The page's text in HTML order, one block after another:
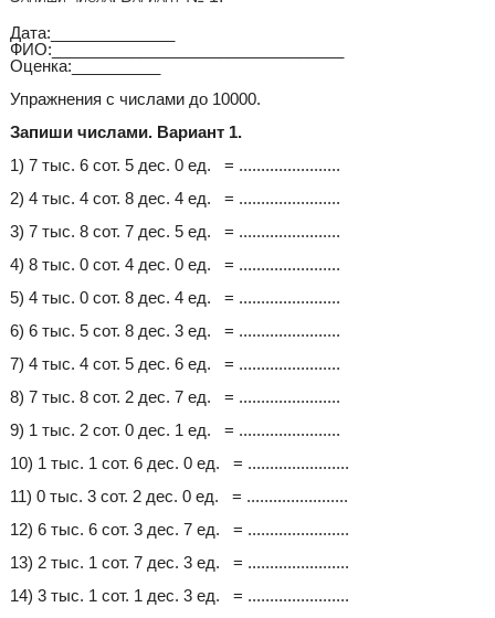
Дата:______________
ФИО:_________________________________
Оценка:__________
Упражнения с числами до 10000.
Запиши числами. Вариант 1.
1) 7 тыс. 6 сот. 5 дес. 0 ед. = .......................
2) 4 тыс. 4 сот. 8 дес. 4 ед. = .......................
3) 7 тыс. 8 сот. 7 дес. 5 ед. = .......................
4) 8 тыс. 0 сот. 4 дес. 0 ед. = .......................
5) 4 тыс. 0 сот. 8 дес. 4 ед. = .......................
6) 6 тыс. 5 сот. 8 дес. 3 ед. = .......................
7) 4 тыс. 4 сот. 5 дес. 6 ед. = .......................
8) 7 тыс. 8 сот. 2 дес. 7 ед. = .......................
9) 1 тыс. 2 сот. 0 дес. 1 ед. = .......................
10) 1 тыс. 1 сот. 6 дес. 0 ед. = .......................
11) 0 тыс. 3 сот. 2 дес. 0 ед. = .......................
12) 6 тыс. 6 сот. 3 дес. 7 ед. = .......................
13) 2 тыс. 1 сот. 7 дес. 3 ед. = .......................
14) 3 тыс. 1 сот. 1 дес. 3 ед. = .......................